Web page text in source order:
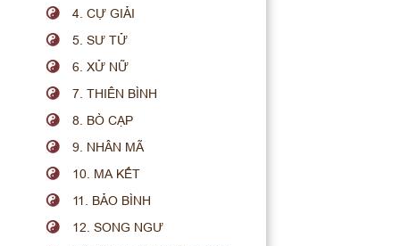
4. CỰ GIẢI
5. SƯ TỬ
6. XỬ NỮ
7. THIÊN BÌNH
8. BÒ CẠP
9. NHÂN MÃ
10. MA KẾT
11. BẢO BÌNH
12. SONG NGƯ